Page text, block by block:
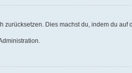
Dies machst du, indem du auf